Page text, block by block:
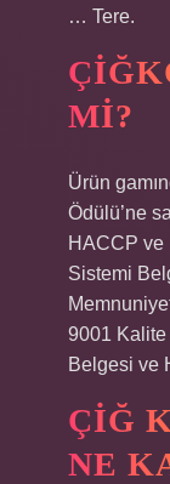
… Tere.
MI?
Ürün
Ödülü’ne
HACCP ve
Sistemi
9001
Belgesi ve
ÇIĞ
NE